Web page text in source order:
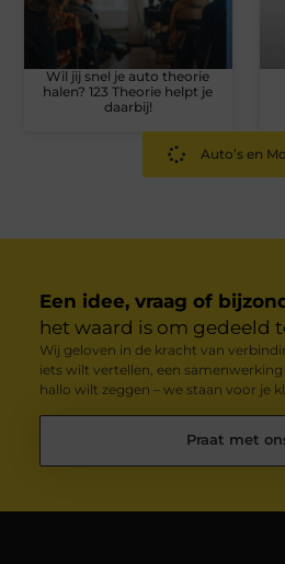
Wil jij snel je auto theorie
halen? 123 Theorie helpt je
daarbij!
Auto’s en
Een idee, vraag of
het waard is om gedeeld
Wij geloven in de kracht van
iets wilt vertellen, een
hallo wilt zeggen – we staan voor je
Praat met